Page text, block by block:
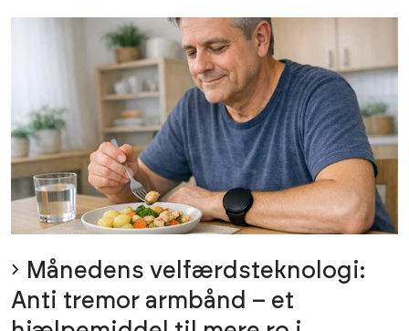
Månedens velfærdsteknologi:
Anti tremor armbånd – et